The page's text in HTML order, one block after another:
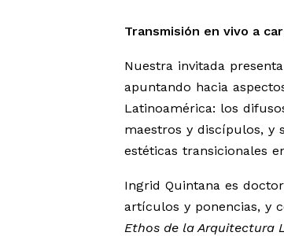
Transmisión en vivo a
Nuestra invitada
apuntando hacia
Latinoamérica: los
maestros y discípulos, y
estéticas transicionales
Ingrid Quintana es
artículos y ponencias, y
Ethos de la Arquitectura